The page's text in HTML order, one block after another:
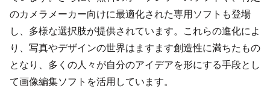
のカメラメーカー向けに最適化された専用ソフトも登場
し、多様な選択肢が提供されています。これらの進化によ
り、写真やデザインの世界はますます創造性に満ちたもの
となり、多くの人々が自分のアイデアを形にする手段とし
て画像編集ソフトを活用しています。